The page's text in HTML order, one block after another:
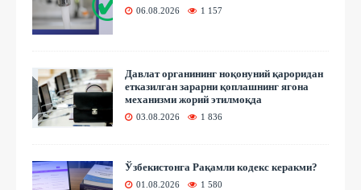
06.08.2026 1 157
Давлат органининг ноқонуний қароридан
етказилган зарарни қоплашнинг ягона
механизми жорий этилмоқда
03.08.2026 1 836
Ўзбекистонга Рақамли кодекс керакми?
01.08.2026 1 580